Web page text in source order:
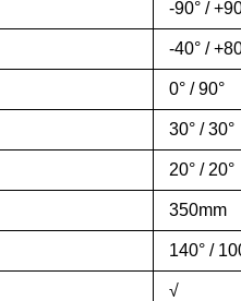
-90° / +9
-40° / +8
0° /90°
30° / 30°
20° / 20°
350mm
140° / 10
√